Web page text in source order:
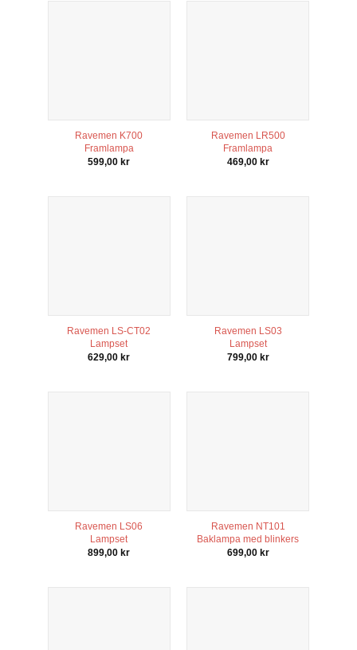
Ravemen K700
Framlampa
599,00 kr
Ravemen LR500
Framlampa
469,00 kr
Ravemen LS-CT02
Lampset
629,00 kr
Ravemen LS03
Lampset
799,00 kr
Ravemen LS06
Lampset
899,00 kr
Ravemen NT101
Baklampa med blinkers
699,00 kr